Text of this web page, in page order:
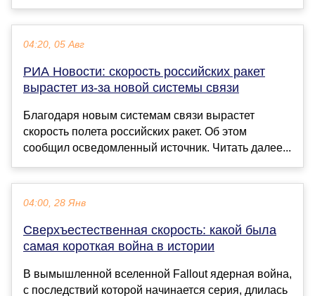
04:20, 05 Авг
РИА Новости: скорость российских ракет
вырастет из-за новой системы связи
Благодаря новым системам связи вырастет
скорость полета российских ракет. Об этом
сообщил осведомленный источник. Читать далее...
04:00, 28 Янв
Сверхъестественная скорость: какой была
самая короткая война в истории
В вымышленной вселенной Fallout ядерная война,
с последствий которой начинается серия, длилась